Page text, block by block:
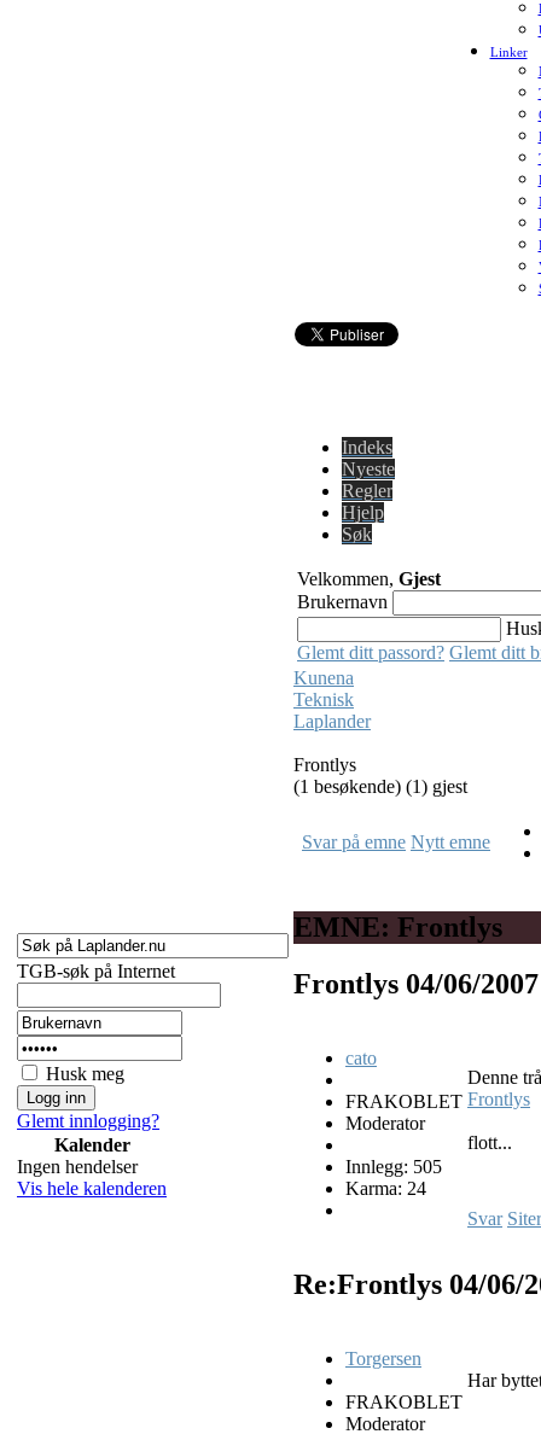
Linker
TGB-søk på Internet
Husk meg
Glemt innlogging?
Kalender
Ingen hendelser
Vis hele kalenderen
Indeks
Nyeste
Regler
Hjelp
Søk
Velkommen, Gjest
Brukernavn
Glemt ditt passord? Glemt ditt
Kunena
Teknisk
Laplander
Frontlys
(1 besøkende) (1) gjest
Svar på emne Nytt emne
EMNE: Frontlys
Frontlys 04/06/
cato
FRAKOBLET
Moderator
Innlegg: 505
Karma: 24
Denne
Frontlys
flott...
Svar Siter
Re:Frontlys 04/06/
Torgersen
FRAKOBLET
Moderator
Har